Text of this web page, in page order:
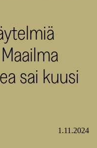
sai kuusi
1.11.2024